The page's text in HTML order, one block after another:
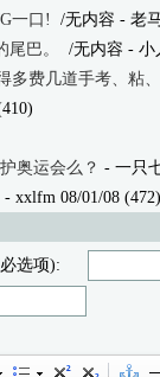
一口!
/无内容 - 老
巴。
/无内容 - 小
多费几道手考、粘
奥运会么？ - 一只
- xxlfm 08/01/08 (472)
选项):